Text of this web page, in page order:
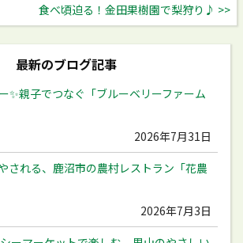
食べ頃迫る！金田果樹園で梨狩り♪ >>
最新のブログ記事
✨️親子でつなぐ「ブルーベリーファーム
2026年7月31日
される、鹿沼市の農村レストラン「花農
2026年7月3日